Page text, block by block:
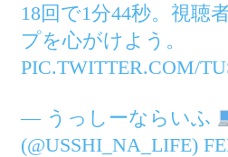
18回で1分44秒。視聴
プを心がけよう。
PIC.TWITTER.COM/
— うっしーならいふ
(@USSHI_NA_LIFE)